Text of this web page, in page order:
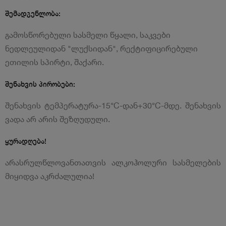
შემადგენლობა:
გამოსწორებული სასმელი წყალი, საკვები
ნედლეულიდან "ლუქსიდან", რექტიფიცირებული
ეთილის სპირტი, შაქარი.
შენახვის პირობები:
შენახვის ტემპერატურა-15°C-დან+30°C-მდე. შენახვის
ვადა არ არის შეზღუდული.
ყურადღება!
არასრულწლოვანთათვის ალკოჰოლური სასმელების
მიყიდვა აკრძალულია!